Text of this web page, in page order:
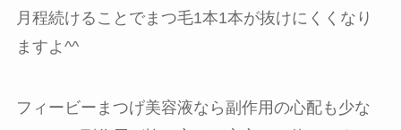
月程続けることでまつ毛1本1本が抜けにくくなり
ますよ^^
フィービーまつげ美容液なら副作用の心配も少な